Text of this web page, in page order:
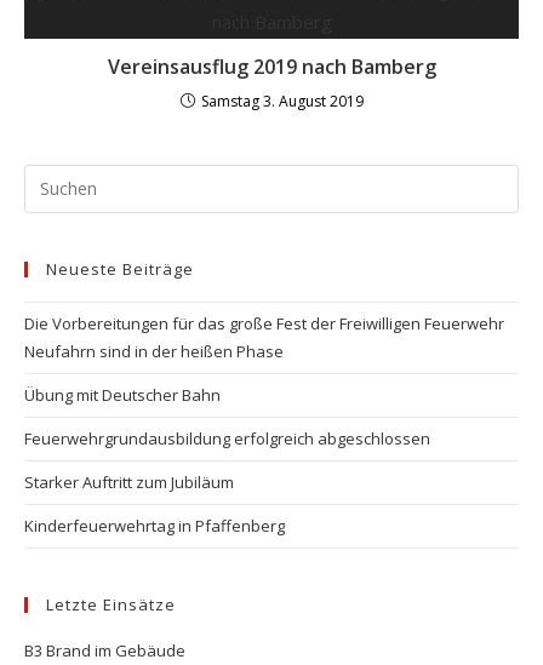
Vereinsausflug 2019 nach Bamberg
Samstag 3. August 2019
Neueste Beiträge
Die Vorbereitungen für das große Fest der Freiwilligen Feuerwehr
Neufahrn sind in der heißen Phase
Übung mit Deutscher Bahn
Feuerwehrgrundausbildung erfolgreich abgeschlossen
Starker Auftritt zum Jubiläum
Kinderfeuerwehrtag in Pfaffenberg
Letzte Einsätze
B3 Brand im Gebäude